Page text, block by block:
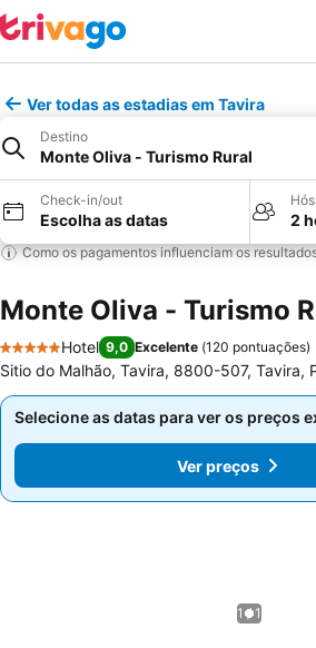
Ver todas as estadias em Tavira
Destino
Monte Oliva - Turismo Rural
Check-in/out
Escolha as datas 2
Como os pagamentos influenciam os
Monte Oliva - Turismo
5 Estrelas
Hotel 9,0 Excelente (120 pontuações)
Sitio do Malhão, Tavira, 8800-507, Tavira,
Selecione as datas para ver os preços
Ver preços
Selecione as datas para ver os preços
Ver preços
1 / 1